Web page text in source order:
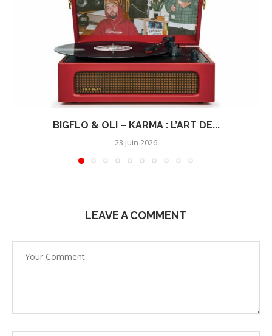
BIGFLO & OLI – KARMA : L’ART DE...
23 juin 2026
LEAVE A COMMENT